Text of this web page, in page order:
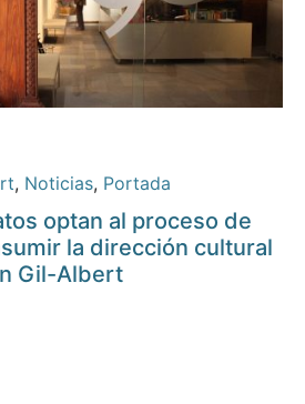
, Noticias, Portada
optan al proceso de
la dirección cultural
Gil-Albert